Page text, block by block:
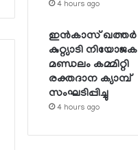
4 hours ago
ഇന്‍കാസ് ഖത്തര്‍
കുറ്റ്യാടി നിയോജക
മണ്ഡലം കമ്മിറ്റി
രക്തദാന ക്യാമ്പ്
സംഘടിപ്പിച്ചു
4 hours ago